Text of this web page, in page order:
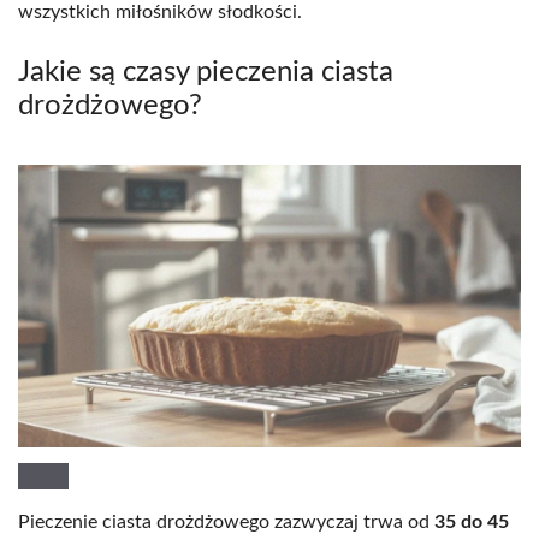
wszystkich miłośników słodkości.
Jakie są czasy pieczenia ciasta
drożdżowego?
Pieczenie ciasta drożdżowego zazwyczaj trwa od 35 do 45